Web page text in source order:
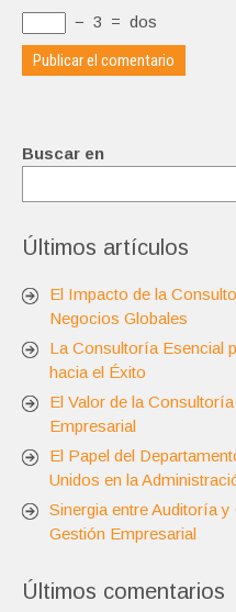
− 3 = dos
Buscar en
Últimos artículos
El Impacto de la
Negocios Globales
La Consultoría Esencial
hacia el Éxito
El Valor de la
Empresarial
El Papel del
Unidos en la
Sinergia entre Auditoría
Gestión Empresarial
Últimos comentarios